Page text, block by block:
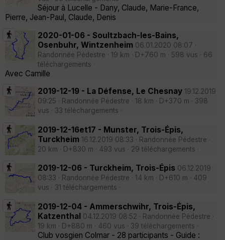
Séjour à Lucelle - Dany, Claude, Marie-France,
Pierre, Jean-Paul, Claude, Denis
2020-01-06 - Soultzbach-les-Bains,
Osenbuhr, Wintzenheim 06.01.2020 08:07 ·
Randonnée Pédestre · 19 km · D+760 m · 598 vus · 66
téléchargements ·
Avec Camille
2019-12-19 - La Défense, Le Chesnay 19.12.2019
09:25 · Randonnée Pédestre · 18 km · D+370 m · 398
vus · 33 téléchargements ·
2019-12-16et17 - Munster, Trois-Épis,
Turckheim 16.12.2019 08:33 · Randonnée Pédestre ·
20 km · D+830 m · 493 vus · 29 téléchargements ·
2019-12-06 - Turckheim, Trois-Épis 06.12.2019
08:33 · Randonnée Pédestre · 14 km · D+610 m · 409
vus · 31 téléchargements ·
2019-12-04 - Ammerschwihr, Trois-Épis,
Katzenthal 04.12.2019 08:52 · Randonnée Pédestre ·
19 km · D+880 m · 460 vus · 39 téléchargements ·
Club vosgien Colmar - 28 participants - Guide :